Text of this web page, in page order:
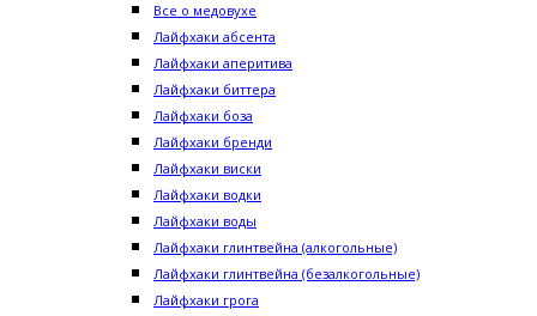
Все о медовухе
Лайфхаки абсента
Лайфхаки аперитива
Лайфхаки биттера
Лайфхаки боза
Лайфхаки бренди
Лайфхаки виски
Лайфхаки водки
Лайфхаки воды
Лайфхаки глинтвейна (алкогольные)
Лайфхаки глинтвейна (безалкогольные)
Лайфхаки грога